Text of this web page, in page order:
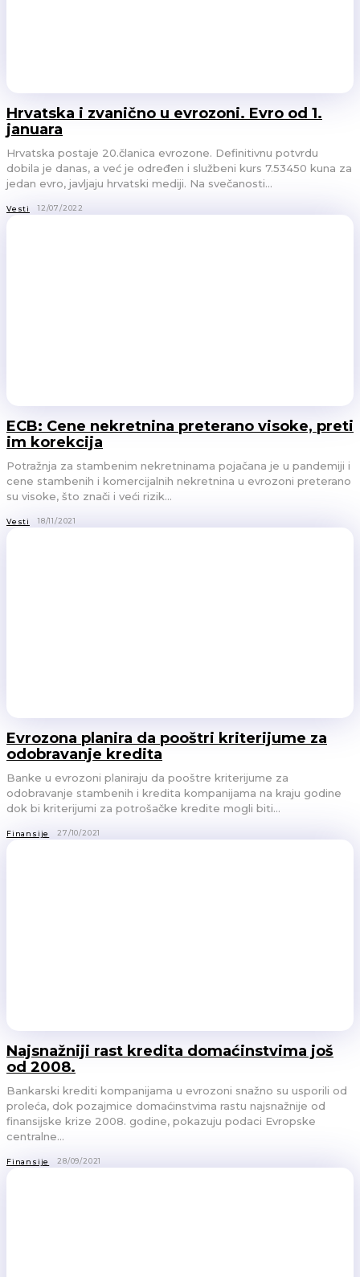
Hrvatska i zvanično u evrozoni. Evro od 1.
januara
Hrvatska postaje 20.članica evrozone. Definitivnu potvrdu
dobila je danas, a već je određen i službeni kurs 7.53450 kuna za
jedan evro, javljaju hrvatski mediji. Na svečanosti...
Vesti 12/07/2022
ECB: Cene nekretnina preterano visoke, preti
im korekcija
Potražnja za stambenim nekretninama pojačana je u pandemiji i
cene stambenih i komercijalnih nekretnina u evrozoni preterano
su visoke, što znači i veći rizik...
Vesti 18/11/2021
Evrozona planira da pooštri kriterijume za
odobravanje kredita
Banke u evrozoni planiraju da pooštre kriterijume za
odobravanje stambenih i kredita kompanijama na kraju godine
dok bi kriterijumi za potrošačke kredite mogli biti...
Finansije 27/10/2021
Najsnažniji rast kredita domaćinstvima još
od 2008.
Bankarski krediti kompanijama u evrozoni snažno su usporili od
proleća, dok pozajmice domaćinstvima rastu najsnažnije od
finansijske krize 2008. godine, pokazuju podaci Evropske
centralne...
Finansije 28/09/2021